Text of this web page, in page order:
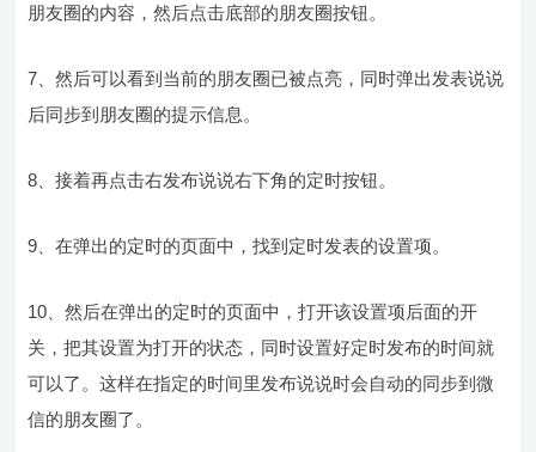
朋友圈的内容，然后点击底部的朋友圈按钮。
7、然后可以看到当前的朋友圈已被点亮，同时弹出发表说说
后同步到朋友圈的提示信息。
8、接着再点击右发布说说右下角的定时按钮。
9、在弹出的定时的页面中，找到定时发表的设置项。
10、然后在弹出的定时的页面中，打开该设置项后面的开
关，把其设置为打开的状态，同时设置好定时发布的时间就
可以了。这样在指定的时间里发布说说时会自动的同步到微
信的朋友圈了。